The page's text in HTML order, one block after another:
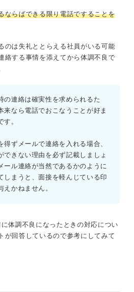
ならばできる限り電話ですることを
のは失礼ととらえる社員がいる可能
絡する事情を添えてから体調不良で
の連絡は確実性を求められるた
来なら電話でおこなうことが好ま
す。
得ずメールで連絡を入れる場合、
できない理由を必ず記載しましょ
ール連絡が当然であるかのように
しまうと、面接を軽んじている印
えかねません。
体調不良になったときの対応につい
が回答しているので参考にしてみて